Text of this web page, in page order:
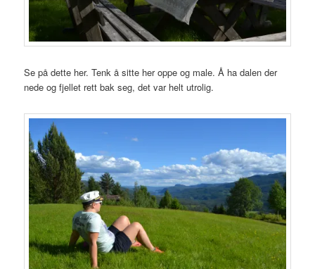
Se på dette her. Tenk å sitte her oppe og male. Å ha dalen der
nede og fjellet rett bak seg, det var helt utrolig.